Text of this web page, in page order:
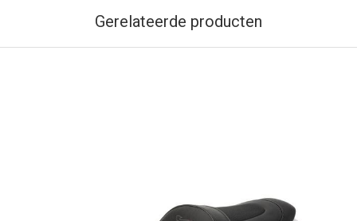
Gerelateerde producten